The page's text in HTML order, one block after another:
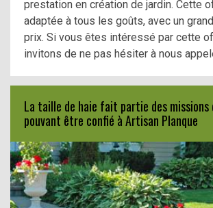
prestation en création de jardin. Cette
adaptée à tous les goûts, avec un
prix. Si vous êtes intéressé par cette
invitons de ne pas hésiter à nous
La taille de haie fait partie des missions
pouvant être confié à Artisan Planque